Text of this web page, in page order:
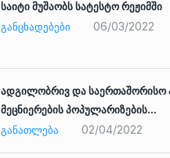
საიტი მუშაობს სატესტო რეჟიმში
ᲒᲐᲜᲪᲮᲐᲓᲔᲑᲔᲑᲘ
06/03/2022
ადგილობრივ და საერთაშორისო
მეცნიერების პოპულარიზების…
ᲒᲐᲜᲐᲗᲚᲔᲑᲐ
02/04/2022